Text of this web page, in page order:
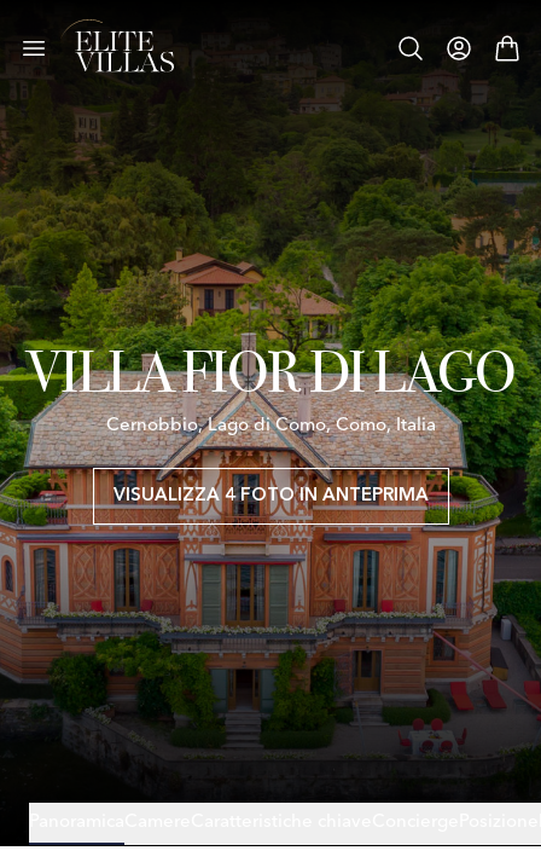
VILLA FIOR DI LAGO
Cernobbio, Lago di Como, Como, Italia
VISUALIZZA 4 FOTO IN ANTEPRIMA